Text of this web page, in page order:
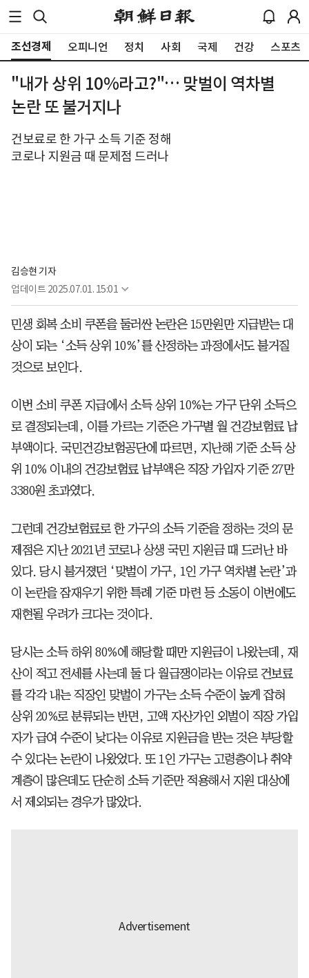
조선경제 오피니언 정치 사회 국제 건강 스포츠
"내가 상위 10%라고?"… 맞벌이 역차별
논란 또 불거지나
건보료로 한 가구 소득 기준 정해
코로나 지원금 때 문제점 드러나
김승현 기자
업데이트 2025.07.01. 15:01
민생 회복 소비 쿠폰을 둘러싼 논란은 15만원만 지급받는 대
상이 되는 ‘소득 상위 10%’를 산정하는 과정에서도 불거질
것으로 보인다.
이번 소비 쿠폰 지급에서 소득 상위 10%는 가구 단위 소득으
로 결정되는데, 이를 가르는 기준은 가구별 월 건강보험료 납
부액이다. 국민건강보험공단에 따르면, 지난해 기준 소득 상
위 10% 이내의 건강보험료 납부액은 직장 가입자 기준 27만
3380원 초과였다.
그런데 건강보험료로 한 가구의 소득 기준을 정하는 것의 문
제점은 지난 2021년 코로나 상생 국민 지원금 때 드러난 바
있다. 당시 불거졌던 ‘맞벌이 가구, 1인 가구 역차별 논란’과
이 논란을 잠재우기 위한 특례 기준 마련 등 소동이 이번에도
재현될 우려가 크다는 것이다.
당시는 소득 하위 80%에 해당할 때만 지원금이 나왔는데, 재
산이 적고 전세를 사는데 둘 다 월급쟁이라는 이유로 건보료
를 각각 내는 직장인 맞벌이 가구는 소득 수준이 높게 잡혀
상위 20%로 분류되는 반면, 고액 자산가인 외벌이 직장 가입
자가 급여 수준이 낮다는 이유로 지원금을 받는 것은 부당할
수 있다는 논란이 나왔었다. 또 1인 가구는 고령층이나 취약
계층이 많은데도 단순히 소득 기준만 적용해서 지원 대상에
서 제외되는 경우가 많았다.